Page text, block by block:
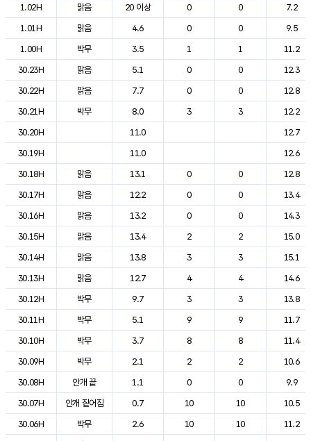
1.02H
맑음 20 이상 0 0
7.2
1.01H
맑음 4.6 0 0
9.5
1.00H
박무 3.5 1 1
11.2
30.23H
맑음 5.1 0 0
12.3
30.22H
맑음 7.7 0 0
12.8
30.21H
박무 8.0 3 3
12.2
30.20H
11.0
12.7
30.19H
11.0
12.6
30.18H
맑음 13.1 0 0
12.8
30.17H
맑음 12.2 0 0
13.4
30.16H
맑음 13.2 0 0
14.3
30.15H
맑음 13.4 2 2
15.0
30.14H
맑음 13.8 3 3
15.1
30.13H
맑음 12.7 4 4
14.6
30.12H
박무 9.7 3 3
13.8
30.11H
박무 5.1 9 9
11.7
30.10H
박무 3.7 8 8
11.4
30.09H
박무 2.1 2 2
10.6
30.08H
안개 끝 1.1 0 0
9.9
30.07H
안개 짙어짐 0.7 10 10
10.5
30.06H
박무 2.6 10 10
11.2